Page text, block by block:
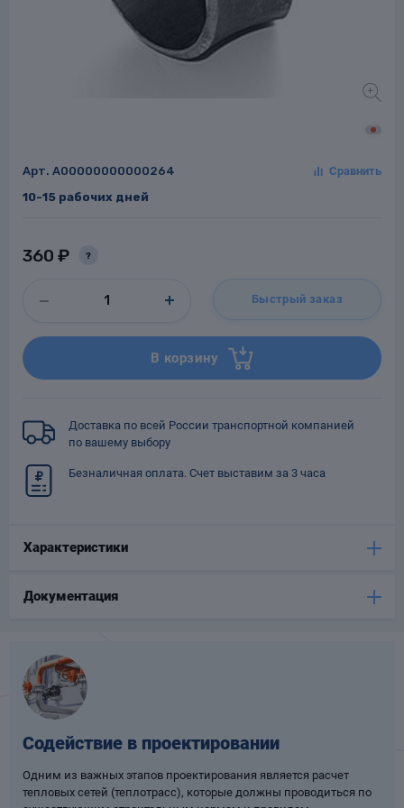
Арт. A00000000000264
10-15 рабочих дней
360 ₽ ?
Быстрый заказ
В корзину
Доставка по всей России транспортной компанией
по вашему выбору
Безналичная оплата. Счет выставим за 3 часа
Характеристики
Документация
Содействие в проектировании
Одним из важных этапов проектирования является расчет
тепловых сетей (теплотрасс), которые должны проводиться по
трубопроводов
Компенсаторы